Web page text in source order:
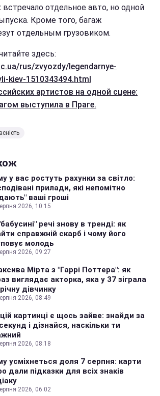
встречало отдельное авто, но одной
Кроме того, багаж
отдельным грузовиком.
здесь:
rus/zvyozdy/legendarnye-
kiev-1510343494.html
артистов на одной сцене:
выступила в Праге.
у вас ростуть рахунки за світло:
прилади, які непомітно
ваші гроші
2026, 10:15
речі знову в тренді: як
справжній скарб і чому його
молодь
2026, 09:27
Мірта з "Гаррі Поттера": як
виглядає акторка, яка у 37 зіграла
дівчинку
2026, 08:49
картинці є щось зайве: знайди за
і дізнайся, наскільки ти
2026, 08:18
усміхнеться доля 7 серпня: карти
дали підказки для всіх знаків
2026, 06:02